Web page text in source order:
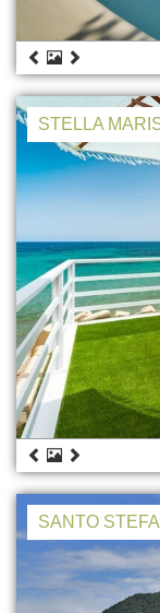
STELLA
SANTO